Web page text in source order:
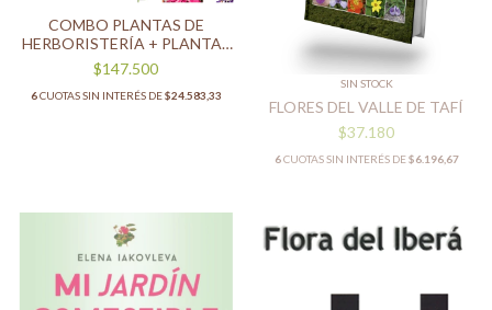
COMBO PLANTAS DE
HERBORISTERÍA + PLANTAS
MEDICINALES Y
COMESTIBLES DEL BOSQUE
PATAGÓNICO
$147.500
6CUOTAS SIN INTERÉS DE$24.583,33
SIN STOCK
FLORES DEL VALLE DE TAFÍ
$37.180
6CUOTAS SIN INTERÉS DE$6.196,67